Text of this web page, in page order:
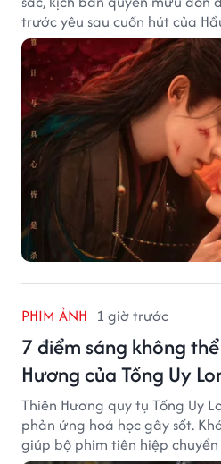
trước yêu sau cuốn hút của
PHIM ẢNH 1 giờ trước
7 điểm sáng không
Hương của Tống Uy
Thiên Hương quy tụ Tống Uy
phản ứng hoá học gây sốt.
giúp bộ phim tiên hiệp